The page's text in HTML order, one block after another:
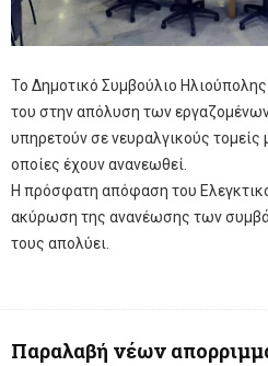
Το Δημοτικό Συμβούλιο
του στην απόλυση των
υπηρετούν σε νευραλγικούς τομείς
οποίες έχουν ανανεωθεί.
Η πρόσφατη απόφαση του
ακύρωση της ανανέωσης των
τους απολύει.
Παραλαβή νέων